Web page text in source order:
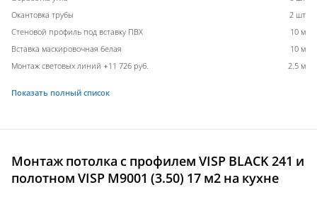
Окантовка трубы
2 шт
Стеновой профиль под вставку ПВХ
10 м
Вставка маскировочная белая
10 м
Монтаж световых линий +11 726 руб.
2.5 м
Показать полный список
Монтаж потолка с профилем VISP BLACK 241 и
полотном VISP M9001 (3.50) 17 м2 на кухне